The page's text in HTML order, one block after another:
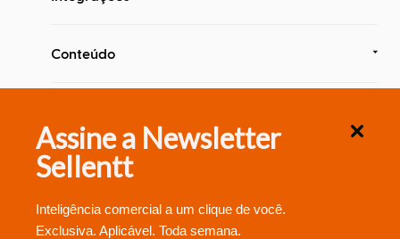
Assine a Newsletter
Sellentt
Inteligência comercial a um clique de você.
Exclusiva. Aplicável. Toda semana.
Conteúdo